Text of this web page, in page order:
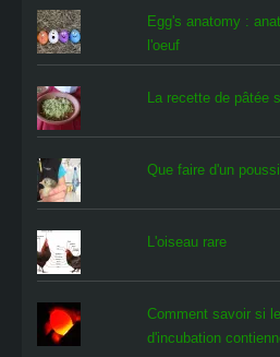
Egg's anatomy :
l'oeuf
La recette de pâtée
Que faire d'un
L'oiseau rare
Comment savoir si
d'incubation